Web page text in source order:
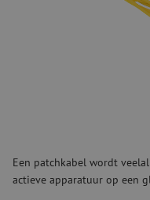
Een patchkabel wordt
actieve apparatuur op een